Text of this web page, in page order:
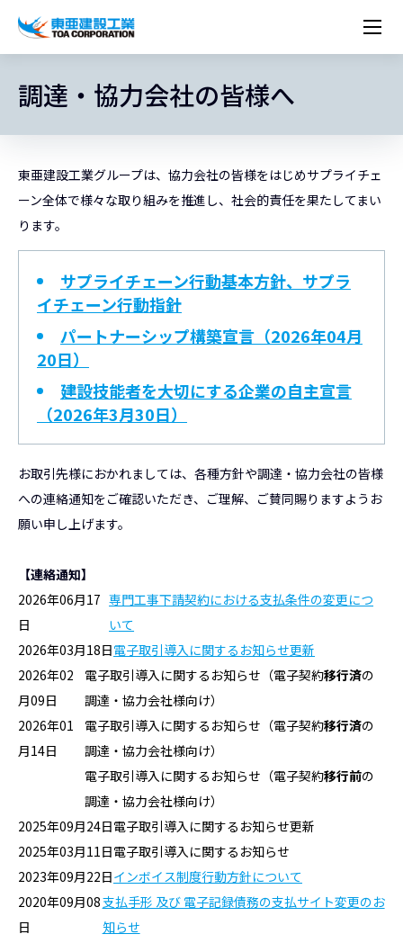
経営理念
プレスリリース
営業種目
役員一覧
コーポレートメッセージ
シンボルマーク「三羽の鶴」
関連書籍
株主・投資家情報
トップメッセージ
中期経営計画資料
統合報告書
IRニュース
最新IR資料
IRカレンダー
株価情報
シェアードリサーチレポート
経営方針
IRライブラリー
株式・社債情報
IRイベント
IRサポート
ESGに関する外部評価
実績紹介
施設・用途別
海外から探す
年代別
現場レポート
サステナビリティ経営
重要課題とKPI
統合報告書
ESGデータ
環境マネジメント
カーボンニュートラルへの取組み
（自然関連の情報開示）
水資源
人材育成
健康経営
品質向上
サプライチェーン・マネジメント
パートナーシップ構築宣言
マルチステークホルダー方針
コンプライアンス
リスクマネジメント
AI活用ポリシー
知的財産基本方針
ESGに関する外部評価
ニーズから探す
施設・用途から探す
建築技術一覧
土木技術一覧
所有船舶一覧
技術研究開発センター
海の相談室
冷蔵倉庫の相談室
木質化計画 特別鼎談
お問い合わせ
採用情報
新卒・第二新卒採用情報
キャリア採用
障がい者採用
カムバック採用
Careers (English)
コーポレートメッセージ
調達・協力会社の皆様へ
東亜建設工業グループは、協力会社の皆様をはじめサプライチェ
ーン全体で様々な取り組みを推進し、社会的責任を果たしてまい
ります。
サプライチェーン行動基本方針、サプラ
イチェーン行動指針
パートナーシップ構築宣言（2026年04月
20日）
建設技能者を大切にする企業の自主宣言
（2026年3月30日）
お取引先様におかれましては、各種方針や調達・協力会社の皆様
への連絡通知をご確認いただき、ご理解、ご賛同賜りますようお
願い申し上げます。
【連絡通知】
2026年06月17
日
専門工事下請契約における支払条件の変更につ
いて
2026年03月18日電子取引導入に関するお知らせ更新
2026年02
月09日
電子取引導入に関するお知らせ（電子契約移行済の
調達・協力会社様向け）
2026年01
月14日
電子取引導入に関するお知らせ（電子契約移行済の
調達・協力会社様向け）
電子取引導入に関するお知らせ（電子契約移行前の
調達・協力会社様向け）
2025年09月24日電子取引導入に関するお知らせ更新
2025年03月11日電子取引導入に関するお知らせ
2023年09月22日インボイス制度行動方針について
2020年09月08
日
支払手形 及び 電子記録債務の支払サイト変更のお
知らせ